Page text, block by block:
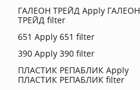
ГАЛЕОН ТРЕЙД Apply ГАЛЕОН
ТРЕЙД filter
651 Apply 651 filter
390 Apply 390 filter
ПЛАСТИК РЕПАБЛИК Apply
ПЛАСТИК РЕПАБЛИК filter